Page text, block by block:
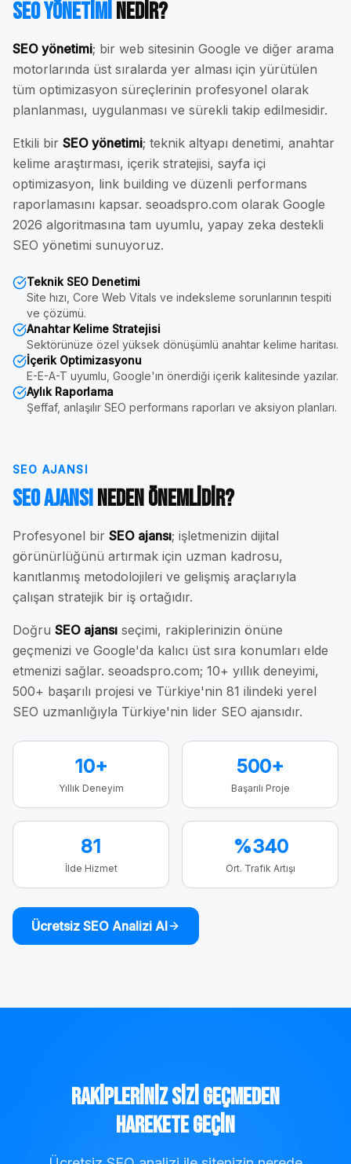
SEO YönetimiNedir?
SEO yönetimi; bir web sitesinin Google ve diğer arama
motorlarında üst sıralarda yer alması için yürütülen
tüm optimizasyon süreçlerinin profesyonel olarak
planlanması, uygulanması ve sürekli takip edilmesidir.
Etkili bir SEO yönetimi; teknik altyapı denetimi, anahtar
kelime araştırması, içerik stratejisi, sayfa içi
optimizasyon, link building ve düzenli performans
raporlamasını kapsar. seoadspro.com olarak Google
2026 algoritmasına tam uyumlu, yapay zeka destekli
SEO yönetimi sunuyoruz.
Teknik SEO Denetimi
Site hızı, Core Web Vitals ve indeksleme sorunlarının tespiti
ve çözümü.
Anahtar Kelime Stratejisi
Sektörünüze özel yüksek dönüşümlü anahtar kelime haritası.
İçerik Optimizasyonu
E-E-A-T uyumlu, Google'ın önerdiği içerik kalitesinde yazılar.
Aylık Raporlama
Şeffaf, anlaşılır SEO performans raporları ve aksiyon planları.
SEO AJANSI
SEO AjansıNeden Önemlidir?
Profesyonel bir SEO ajansı; işletmenizin dijital
görünürlüğünü artırmak için uzman kadrosu,
kanıtlanmış metodolojileri ve gelişmiş araçlarıyla
çalışan stratejik bir iş ortağıdır.
Doğru SEO ajansı seçimi, rakiplerinizin önüne
geçmenizi ve Google'da kalıcı üst sıra konumları elde
etmenizi sağlar. seoadspro.com; 10+ yıllık deneyimi,
500+ başarılı projesi ve Türkiye'nin 81 ilindeki yerel
SEO uzmanlığıyla Türkiye'nin lider SEO ajansıdır.
10+
Yıllık Deneyim
500+
Başarılı Proje
81
İlde Hizmet
%340
Ort. Trafik Artışı
Ücretsiz SEO Analizi Al
Rakipleriniz Sizi Geçmeden
Harekete Geçin